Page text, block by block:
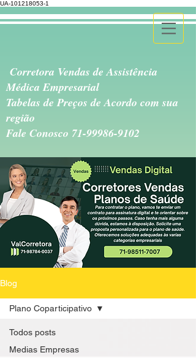
UA-101218053-1
Corretora Vendas de Assistência
Médica Empresarial
Tabelas de Preços de Acordo com sua
região
Fale Conosco 71-99986-9102
Blog
Todos posts
Medias Empresas
Plano Coparticipativo